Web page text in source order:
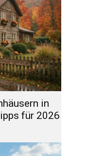
in
für 2026